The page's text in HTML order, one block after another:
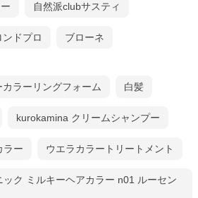
自然派clubサスティ
ンドプロ ブローネ
ラーリングフォーム 白髪
kurokamina クリームシャンプー
ラー ウエラカラートリートメント
ク ミルキーヘアカラー n01 ルーセン